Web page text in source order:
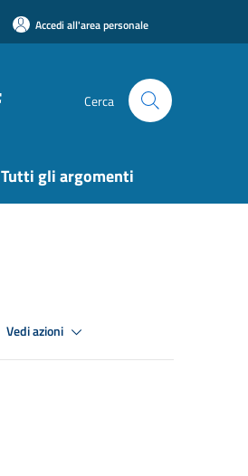
Accedi all'area personale
Cerca
Tutti gli argomenti
Vedi azioni